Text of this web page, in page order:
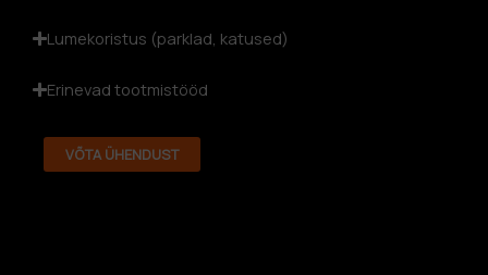
Lumekoristus (parklad, katused)
Erinevad tootmistööd
VÕTA ÜHENDUST